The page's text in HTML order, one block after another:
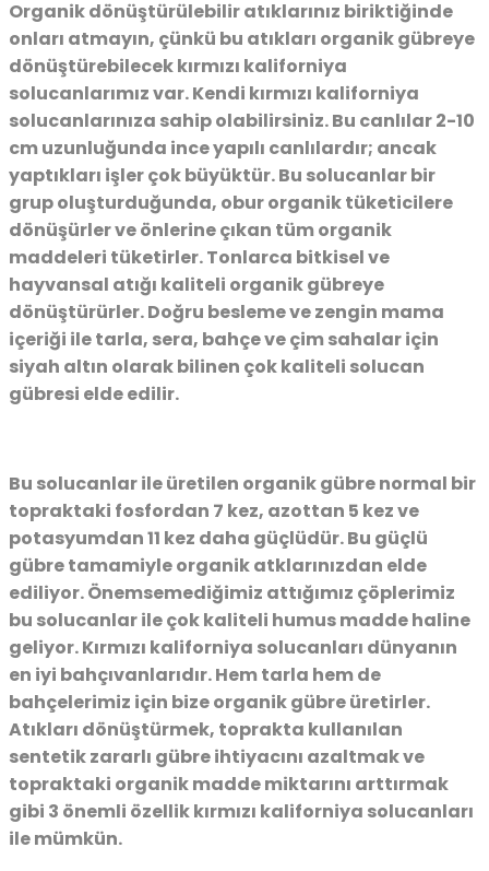
Organik dönüştürülebilir atıklarınız biriktiğinde
onları atmayın, çünkü bu atıkları organik gübreye
dönüştürebilecek kırmızı kaliforniya
solucanlarımız var. Kendi kırmızı kaliforniya
solucanlarınıza sahip olabilirsiniz. Bu canlılar 2-10
cm uzunluğunda ince yapılı canlılardır; ancak
yaptıkları işler çok büyüktür. Bu solucanlar bir
grup oluşturduğunda, obur organik tüketicilere
dönüşürler ve önlerine çıkan tüm organik
maddeleri tüketirler. Tonlarca bitkisel ve
hayvansal atığı kaliteli organik gübreye
dönüştürürler. Doğru besleme ve zengin mama
içeriği ile tarla, sera, bahçe ve çim sahalar için
siyah altın olarak bilinen çok kaliteli solucan
gübresi elde edilir.
Bu solucanlar ile üretilen organik gübre normal bir
topraktaki fosfordan 7 kez, azottan 5 kez ve
potasyumdan 11 kez daha güçlüdür. Bu güçlü
gübre tamamiyle organik atklarınızdan elde
ediliyor. Önemsemediğimiz attığımız çöplerimiz
bu solucanlar ile çok kaliteli humus madde haline
geliyor. Kırmızı kaliforniya solucanları dünyanın
en iyi bahçıvanlarıdır. Hem tarla hem de
bahçelerimiz için bize organik gübre üretirler.
Atıkları dönüştürmek, toprakta kullanılan
sentetik zararlı gübre ihtiyacını azaltmak ve
topraktaki organik madde miktarını arttırmak
gibi 3 önemli özellik kırmızı kaliforniya solucanları
ile mümkün.